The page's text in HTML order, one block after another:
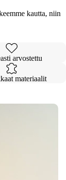
kautta, niin
arvostettu
materiaalit